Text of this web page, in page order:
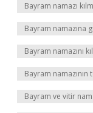
Bayram namazı
Bayram namazına
Bayram namazını
Bayram namazının
Bayram ve vitir